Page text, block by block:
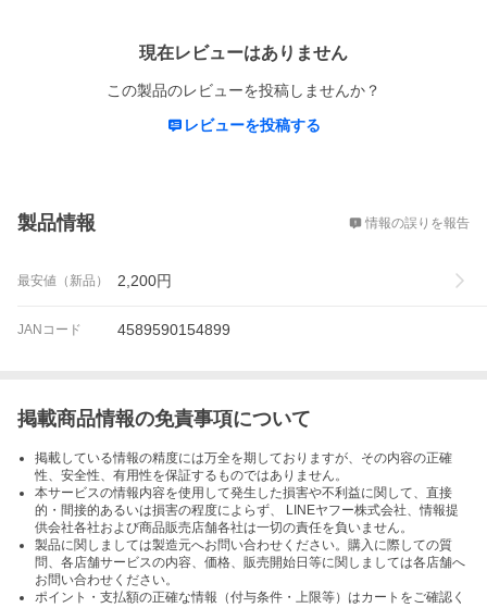
現在レビューはありません
この製品のレビューを投稿しませんか？
レビューを投稿する
製品情報 情報の誤りを報告
最安値（新品） 2,200円
JANコード 4589590154899
掲載商品情報の免責事項について
掲載している情報の精度には万全を期しておりますが、その内容の正確
性、安全性、有用性を保証するものではありません。
本サービスの情報内容を使用して発生した損害や不利益に関して、直接
的・間接的あるいは損害の程度によらず、 LINEヤフー株式会社、情報提
供会社各社および商品販売店舗各社は一切の責任を負いません。
製品に関しましては製造元へお問い合わせください。購入に際しての質
問、各店舗サービスの内容、価格、販売開始日等に関しましては各店舗へ
お問い合わせください。
ポイント・支払額の正確な情報（付与条件・上限等）はカートをご確認く